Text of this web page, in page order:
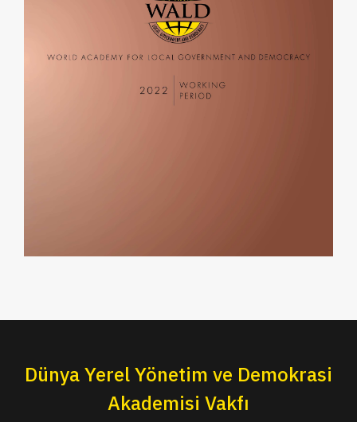
Dünya Yerel Yönetim ve Demokrasi
Akademisi Vakfı